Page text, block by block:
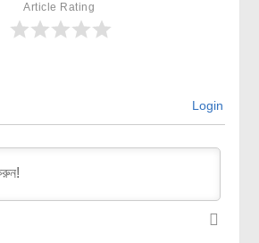
Article Rating
Login